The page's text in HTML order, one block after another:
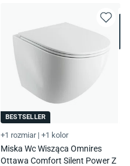
BESTSELLER
+1 rozmiar | +1 kolor
Miska Wc Wisząca Omnires
Ottawa Comfort Silent Power Z